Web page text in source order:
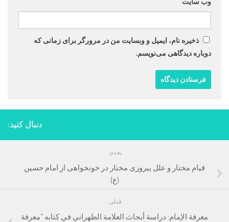
وب‌ سایت
ذخیره نام، ایمیل و وبسایت من در مرورگر برای زمانی که
دوباره دیدگاهی می‌نویسم.
دنبال کنید:
بعدی
قیام مختار و علل پیروزی مختار در خونخواهی از امام حسین
(ع)
قبلی
معرفة الإمام: دراسة أبحاث العلامة الطهراني في كتابه “معرفة